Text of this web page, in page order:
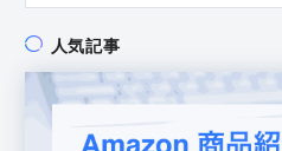
人気記事